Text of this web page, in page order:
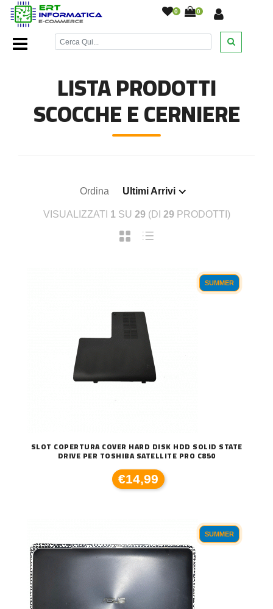
0 0
Home Page/Ricambi Notebook/Scocche e Cerniere/
LISTA PRODOTTI
SCOCCHE E CERNIERE
Ordina Ultimi Arrivi
VISUALIZZATI 1 SU 29 (DI 29 PRODOTTI)
SUMMER
SLOT COPERTURA COVER HARD DISK HDD SOLID STATE
DRIVE PER TOSHIBA SATELLITE PRO C850
€14,99
SUMMER